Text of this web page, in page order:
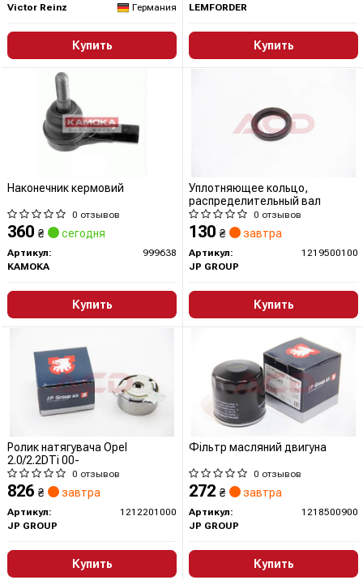
Victor Reinz
Германия
Купить
LEMFORDER
Купить
Наконечник кермовий
0 отзывов
360 ₴ сегодня
Артикул:
999638
KAMOKA
Купить
Уплотняющее кольцо,
распределительный вал
0 отзывов
130 ₴ завтра
Артикул:
1219500100
JP GROUP
Купить
Ролик натягувача Opel
2.0/2.2DTi 00-
0 отзывов
826 ₴ завтра
Артикул:
1212201000
JP GROUP
Купить
Фільтр масляний двигуна
0 отзывов
272 ₴ завтра
Артикул:
1218500900
JP GROUP
Купить